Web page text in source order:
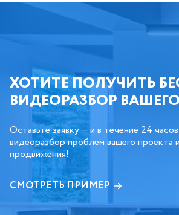
ХОТИТЕ ПОЛУЧИТЬ
ВИДЕОРАЗБОР
Оставьте заявку — и в течение 24
видеоразбор проблем вашего проекта
продвижения!
СМОТРЕТЬ ПРИМЕР